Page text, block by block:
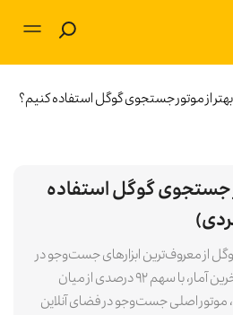
از موتور جستجوی گوگل استفاده کنیم؟
جستجوی گوگل استفاده
از معروف‌ترین ابزارهای جست‌وجو در
فضای اینترنت است و طبق آخرین آمار، با سهم ۹۲ درصدی از میان
اصلی جست‌وجو در فضای آنلاین